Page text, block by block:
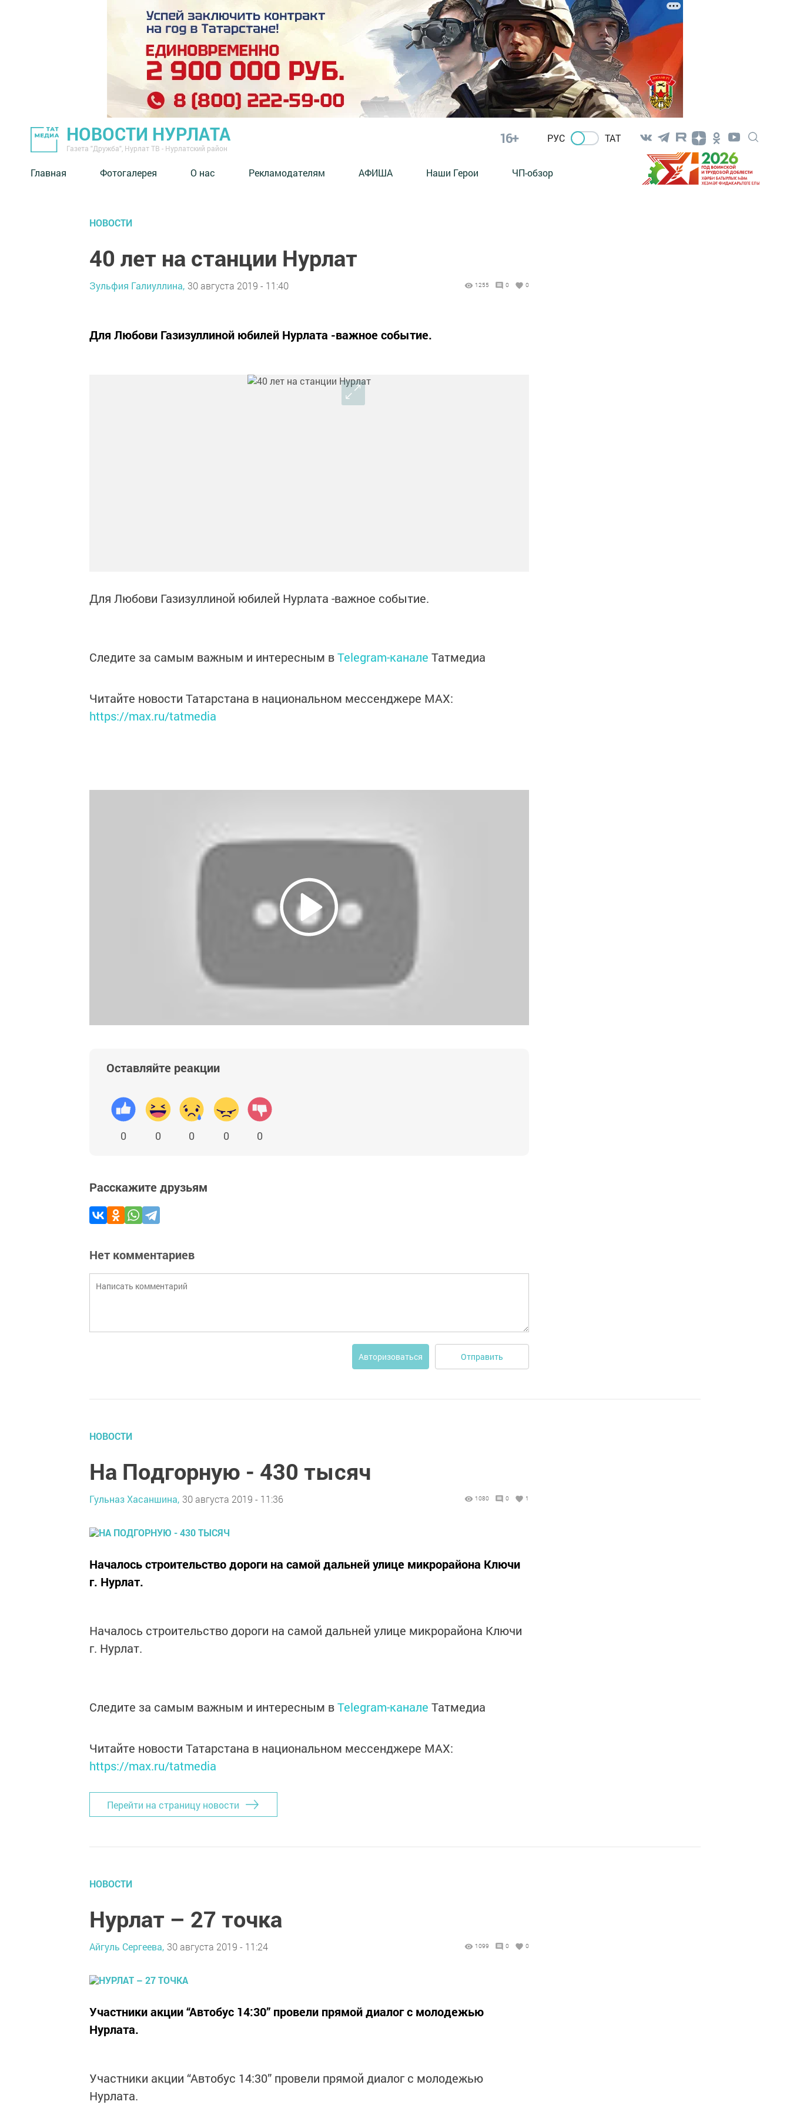
НОВОСТИ НУРЛАТА
Газета "Дружба", Нурлат ТВ - Нурлатский район
16+ РУС ТАТ
Главная Фотогалерея О нас Рекламодателям АФИША Наши Герои ЧП-обзор
НОВОСТИ
40 лет на станции Нурлат
Зульфия Галиуллина, 30 августа 2019 - 11:40 1255 0 0
Для Любови Газизуллиной юбилей Нурлата -важное событие.
Для Любови Газизуллиной юбилей Нурлата -важное событие.
Следите за самым важным и интересным вTelegram-канале Татмедиа
Читайте новости Татарстана в национальном мессенджере MАХ:
https://max.ru/tatmedia
Оставляйте реакции
0 0 0 0 0
Расскажите друзьям
Нет комментариев
Авторизоваться Отправить
НОВОСТИ
На Подгорную - 430 тысяч
Гульназ Хасаншина, 30 августа 2019 - 11:36 1080 0 1
Началось строительство дороги на самой дальней улице микрорайона Ключи
г. Нурлат.
Началось строительство дороги на самой дальней улице микрорайона Ключи
г. Нурлат.
Следите за самым важным и интересным вTelegram-канале Татмедиа
Читайте новости Татарстана в национальном мессенджере MАХ:
https://max.ru/tatmedia
Перейти на страницу новости
НОВОСТИ
Нурлат – 27 точка
Айгуль Сергеева, 30 августа 2019 - 11:24 1099 0 0
Участники акции “Автобус 14:30” провели прямой диалог с молодежью
Нурлата.
Участники акции “Автобус 14:30” провели прямой диалог с молодежью
Нурлата.